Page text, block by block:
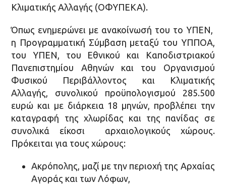
Κλιματικής Αλλαγής (ΟΦΥΠΕΚΑ).
Όπως ενημερώνει με ανακοίνωσή του το ΥΠΕΝ,
η Προγραμματική Σύμβαση μεταξύ του ΥΠΠΟΑ,
του ΥΠΕΝ, του Εθνικού και Καποδιστριακού
Πανεπιστημίου Αθηνών και του Οργανισμού
Φυσικού Περιβάλλοντος και Κλιματικής
Αλλαγής, συνολικού προϋπολογισμού 285.500
ευρώ και με διάρκεια 18 μηνών, προβλέπει την
καταγραφή της χλωρίδας και της πανίδας σε
συνολικά είκοσι αρχαιολογικούς χώρους.
Πρόκειται για τους χώρους:
Ακρόπολης, μαζί με την περιοχή της Αρχαίας
Αγοράς και των Λόφων,